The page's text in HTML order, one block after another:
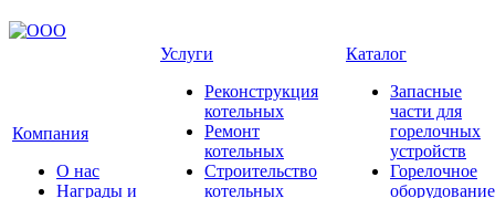
Компания
О нас
Награды и
Услуги
Реконструкция
котельных
Ремонт
котельных
Строительство
котельных
Каталог
Запасные
части для
горелочных
устройств
Горелочное
оборудование